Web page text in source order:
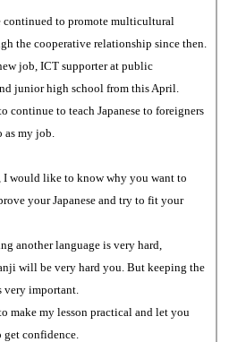
continued to promote multicultural
the cooperative relationship since then.
job, ICT supporter at public
junior high school from this April.
continue to teach Japanese to foreigners
as my job.
I would like to know why you want to
your Japanese and try to fit your
another language is very hard,
will be very hard you. But keeping the
important.
make my lesson practical and let you
get confidence.